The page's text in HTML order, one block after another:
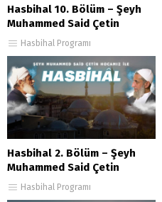
Hasbihal 10. Bölüm – Şeyh
Muhammed Said Çetin
Hasbihal Programı
Hasbihal 2. Bölüm – Şeyh
Muhammed Said Çetin
Hasbihal Programı